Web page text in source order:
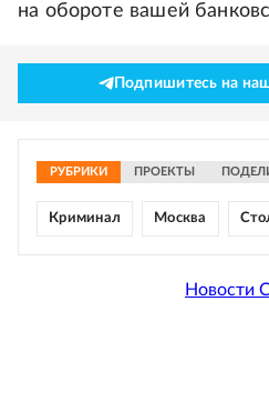
на обороте вашей
Подпишитесь на наш
РУБРИКИ ПРОЕКТЫ
Криминал Москва
Новости